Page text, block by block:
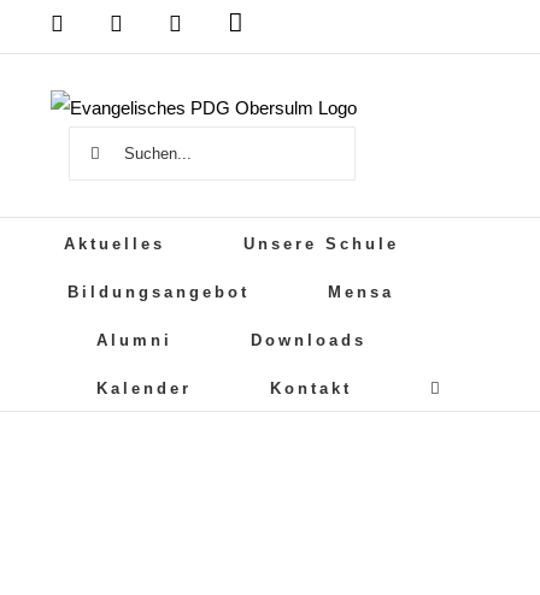
Inhalt
springen
DSB MensaPDG
PDG
Instagram
Suche
Aktuelles Unsere Schule
Bildungsangebot Mensa
Alumni Downloads
Kalender Kontakt